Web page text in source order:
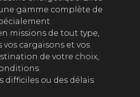
gamme complète de
missions de tout type,
cargaisons et vos
de votre choix,
difficiles ou des délais